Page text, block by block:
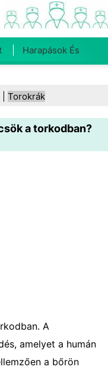
Harapások És
Családi
Mentális Egészség
Sebészet És
Torokrák
a torkodban?
A
amelyet a humán
a bőrön